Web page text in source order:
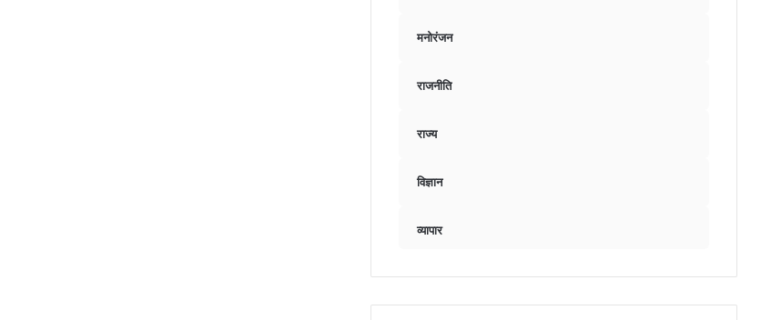
मनोरंजन
राजनीति
राज्य
विज्ञान
व्यापार